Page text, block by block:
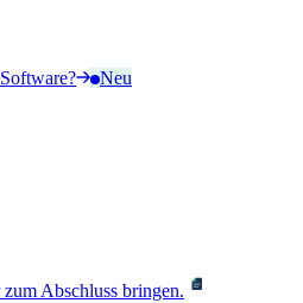
Neu
Abschluss bringen.